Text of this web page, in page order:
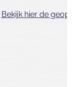
Bekijk hier de